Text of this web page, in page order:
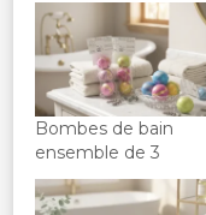
Bombes de bain
ensemble de 3